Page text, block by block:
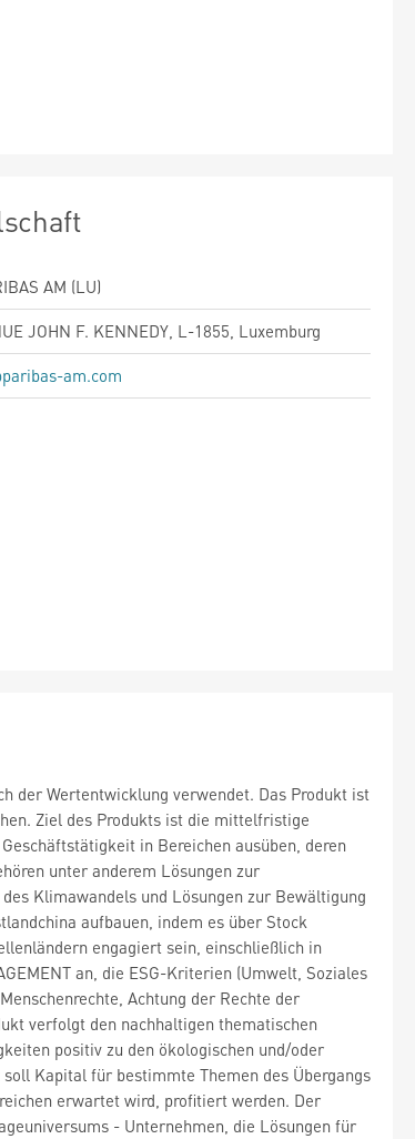
AM (LU)
JOHN F. KENNEDY, L-1855, Luxemburg
am.com
der Wertentwicklung verwendet. Das Produkt ist
Ziel des Produkts ist die mittelfristige
in Bereichen ausüben, deren
unter anderem Lösungen zur
Klimawandels und Lösungen zur Bewältigung
aufbauen, indem es über Stock
engagiert sein, einschließlich in
an, die ESG-Kriterien (Umwelt, Soziales
Achtung der Rechte der
verfolgt den nachhaltigen thematischen
positiv zu den ökologischen und/oder
Kapital für bestimmte Themen des Übergangs
erwartet wird, profitiert werden. Der
- Unternehmen, die Lösungen für